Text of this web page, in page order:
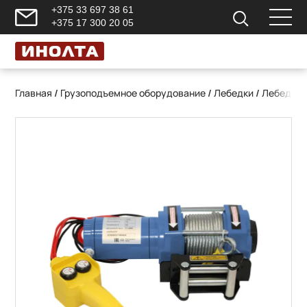
+375 33 697 38 61
+375 17 300 20 05
Главная / Грузоподъемное оборудование /Лебедки /Лебедки